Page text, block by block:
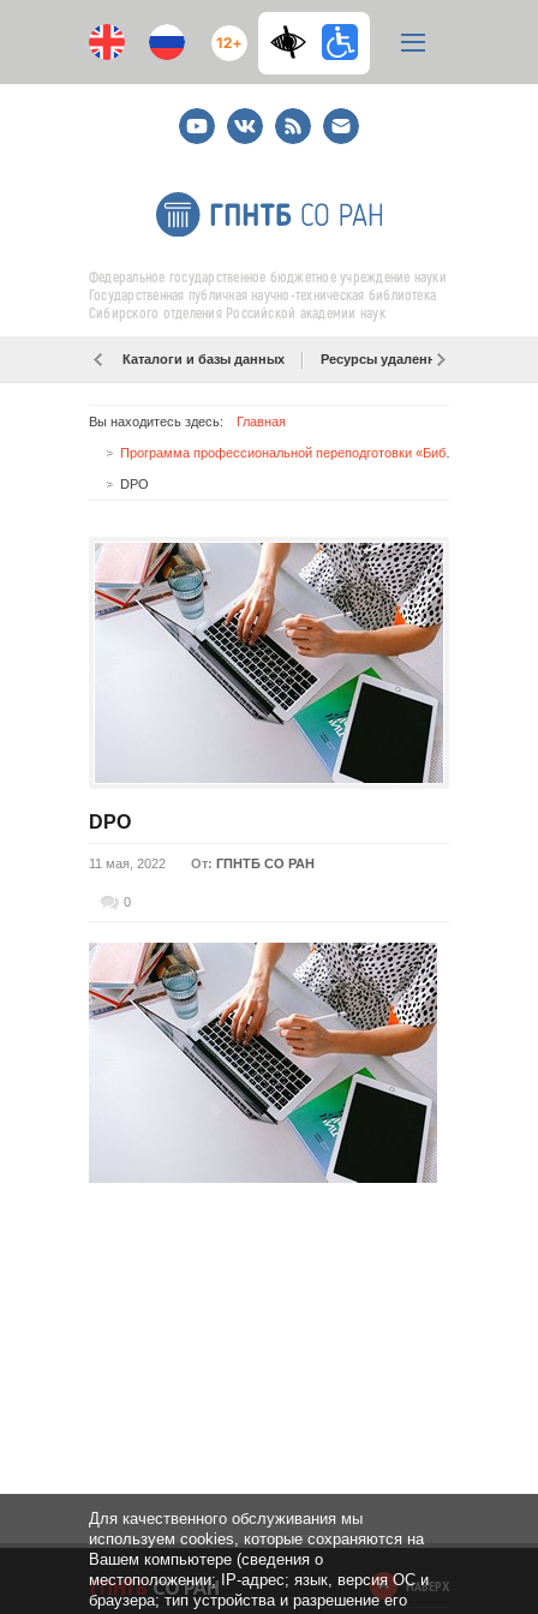
12+
YoutubeВКонтакте
RSS
E-
mail
подписка
Федеральное государственное бюджетное учреждение науки
Государственная публичная научно-техническая библиотека
Сибирского отделения Российской академии наук
Каталоги и базы данных Ресурсы удаленного доступа
Вы находитесь здесь: Главная
DPO
DPO
11 мая, 2022 От: ГПНТБ СО РАН
0
НАВЕРХ
Для качественного обслуживания мы
используем cookies, которые сохраняются на
Вашем компьютере (сведения о
местоположении; IP-адрес; язык, версия ОС и
браузера; тип устройства и разрешение его